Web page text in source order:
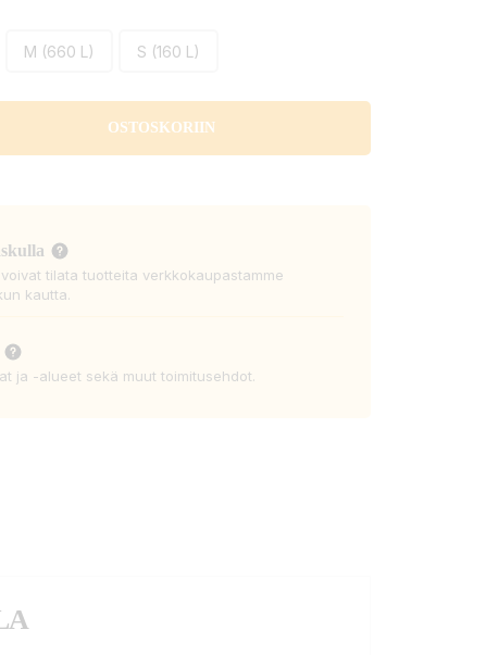
M (660 L) S (160 L)
OSTOSKORIIN
tilata tuotteita verkkokaupastamme
kautta.
ja -alueet sekä muut toimitusehdot.